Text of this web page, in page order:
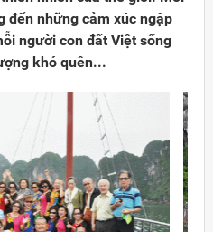
đến những cảm xúc ngập
người con đất Việt sống
khó quên...